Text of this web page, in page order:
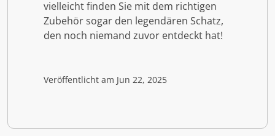
vielleicht finden Sie mit dem richtigen
Zubehör sogar den legendären Schatz,
den noch niemand zuvor entdeckt hat!
Veröffentlicht am Jun 22, 2025